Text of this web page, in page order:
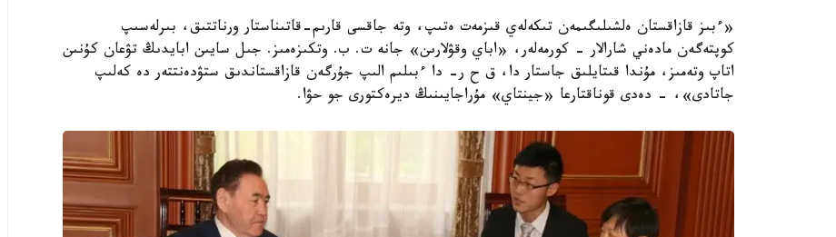
«ءبىز قازاقستان ەلشىلىگىمەن تىكەلەي قىزمەت ەتىپ، وتە جاقسى قارىم-قاتىناستار ورناتتىق، بىرلەسىپ
كوپتەگەن مادەني شارالار - كورمەلەر، «اباي وقۋلارىن» جانە ت. ب. وتكىزەمىز. جىل سايىن ابايدىڭ تۋعان كۇنىن
اتاپ وتەمىز، مۇندا قىتايلىق جاستار دا، ق ح ر- دا ءبىلىم الىپ جۇرگەن قازاقستاندىق ستۋدەنتتەر دە كەلىپ
جاتادى»، - دەدى قوناقتارعا «جينتاي» مۇراجايىنىڭ ديرەكتورى جو حۋا.